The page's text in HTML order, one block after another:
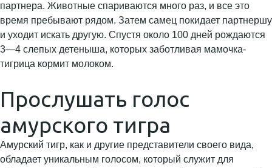
партнера. Животные спариваются много раз, и все это
время пребывают рядом. Затем самец покидает партнершу
и уходит искать другую. Спустя около 100 дней рождаются
3—4 слепых детеныша, которых заботливая мамочка-
тигрица кормит молоком.
Прослушать голос
амурского тигра
Амурский тигр, как и другие представители своего вида,
обладает уникальным голосом, который служит для